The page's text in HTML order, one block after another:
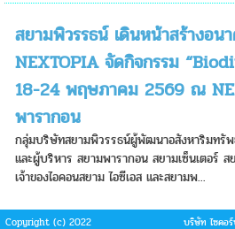
สยามพิวรรธน์ เดินหน้าสร้างอ
NEXTOPIA จัดกิจกรรม
18-24 พฤษภาคม 2569 ณ
พารากอน
กลุ่มบริษัทสยามพิวรรธน์ผู้พัฒนาอสังหาริมทรัพ
และผู้บริหาร สยามพารากอน สยามเซ็นเตอร์
เจ้าของไอคอนสยาม ไอซีเอส และสยามพ...
Copyright (c) 2022
บริษัท ไซคอ